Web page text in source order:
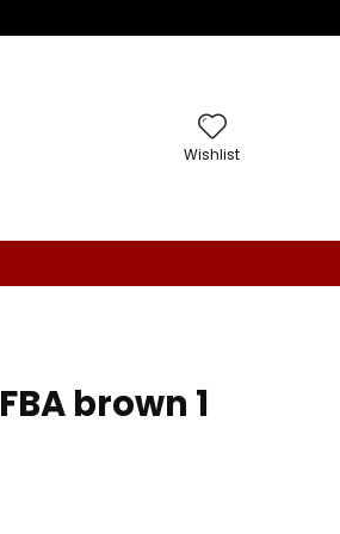
Wishlist
brown 1